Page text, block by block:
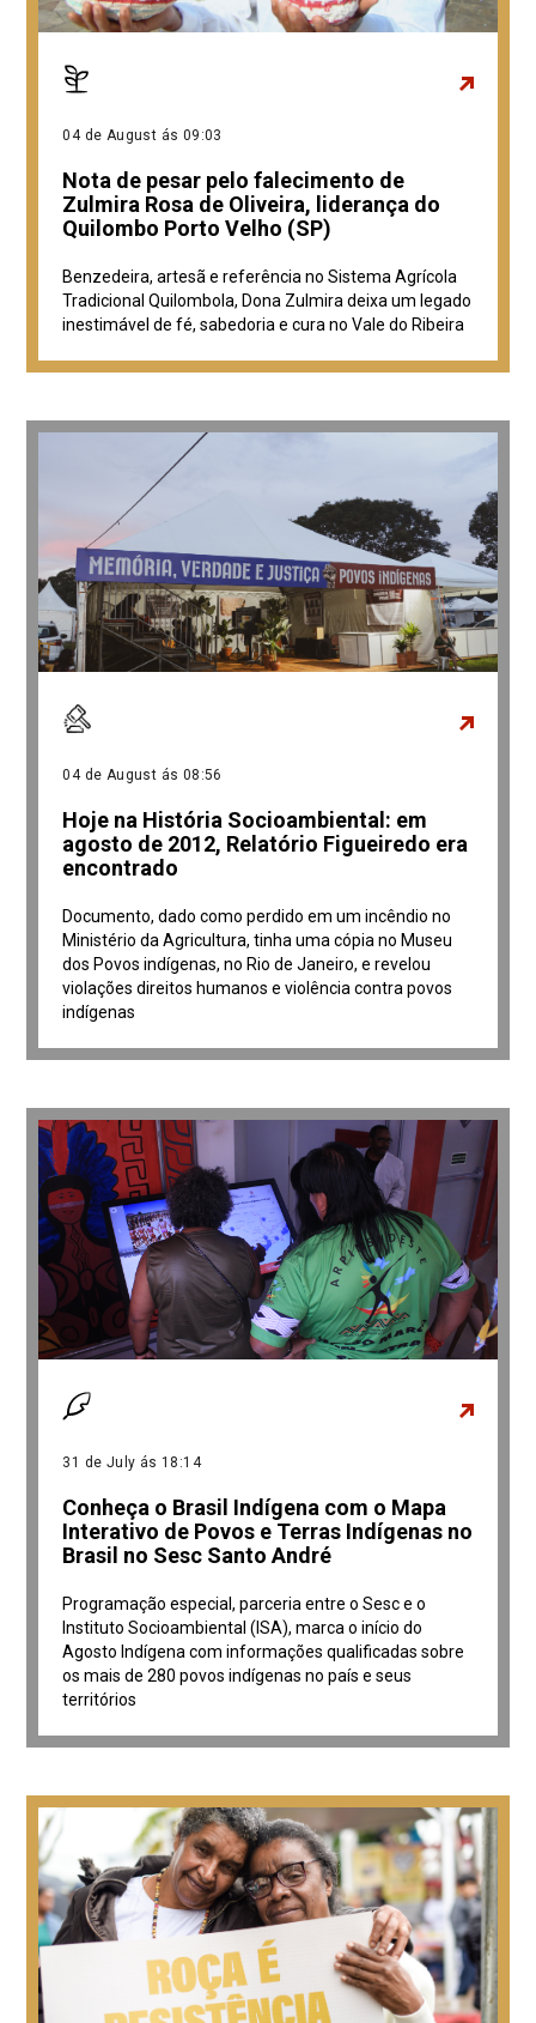
04 de August ás 09:03
Nota de pesar pelo falecimento de
Zulmira Rosa de Oliveira, liderança do
Quilombo Porto Velho (SP)
Benzedeira, artesã e referência no Sistema Agrícola
Tradicional Quilombola, Dona Zulmira deixa um legado
inestimável de fé, sabedoria e cura no Vale do Ribeira
04 de August ás 08:56
Hoje na História Socioambiental: em
agosto de 2012, Relatório Figueiredo era
encontrado
Documento, dado como perdido em um incêndio no
Ministério da Agricultura, tinha uma cópia no Museu
dos Povos indígenas, no Rio de Janeiro, e revelou
violações direitos humanos e violência contra povos
indígenas
31 de July ás 18:14
Conheça o Brasil Indígena com o Mapa
Interativo de Povos e Terras Indígenas no
Brasil no Sesc Santo André
Programação especial, parceria entre o Sesc e o
Instituto Socioambiental (ISA), marca o início do
Agosto Indígena com informações qualificadas sobre
os mais de 280 povos indígenas no país e seus
territórios